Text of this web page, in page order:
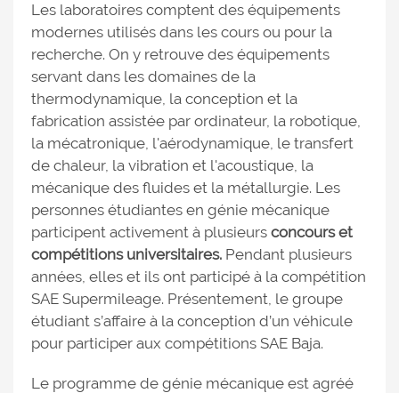
Les laboratoires comptent des équipements
modernes utilisés dans les cours ou pour la
recherche. On y retrouve des équipements
servant dans les domaines de la
thermodynamique, la conception et la
fabrication assistée par ordinateur, la robotique,
la mécatronique, l'aérodynamique, le transfert
de chaleur, la vibration et l'acoustique, la
mécanique des fluides et la métallurgie. Les
personnes étudiantes en génie mécanique
participent activement à plusieurs concours et
compétitions universitaires. Pendant plusieurs
années, elles et ils ont participé à la compétition
SAE Supermileage. Présentement, le groupe
étudiant s’affaire à la conception d’un véhicule
pour participer aux compétitions SAE Baja.
Le programme de génie mécanique est agréé